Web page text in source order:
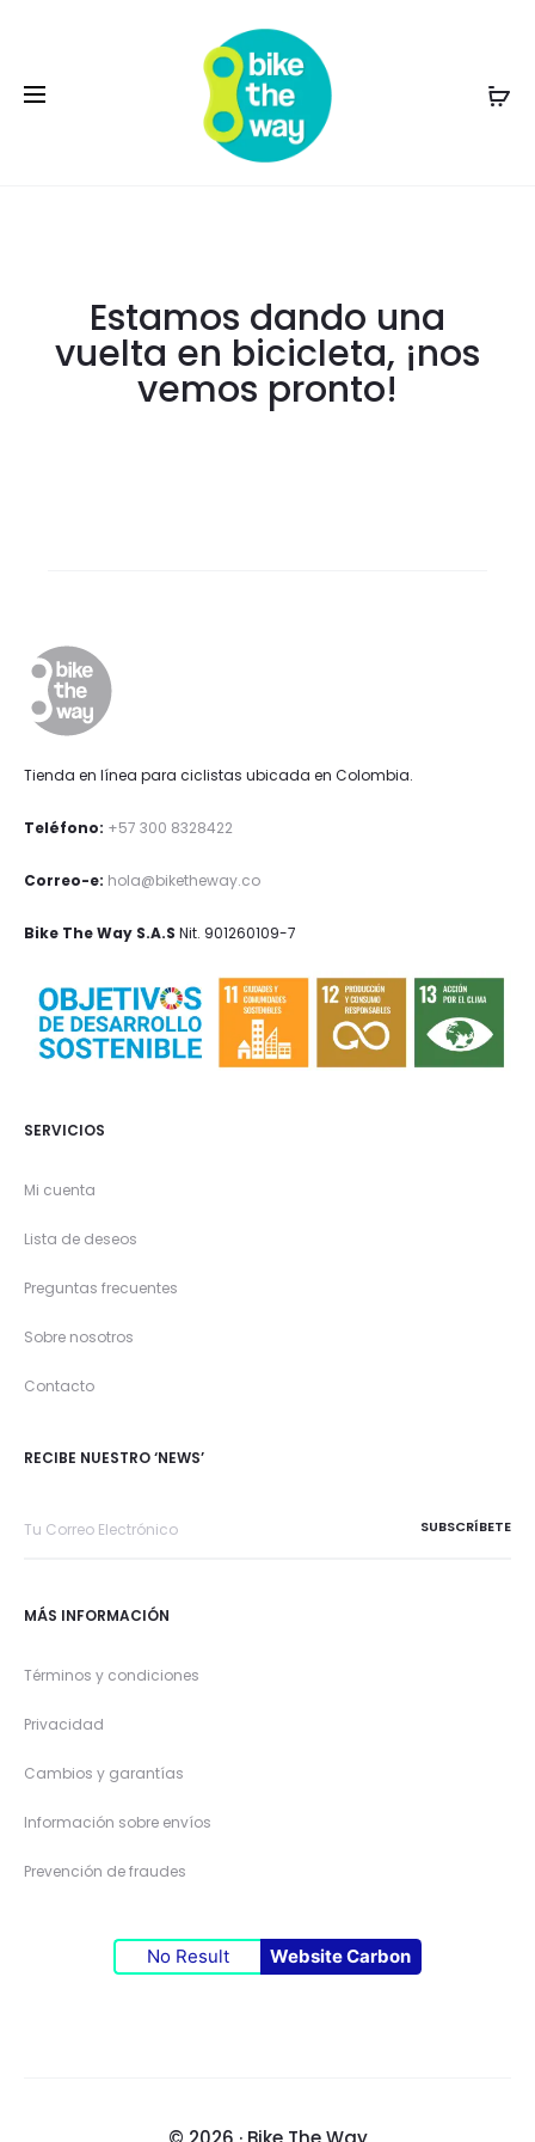
Estamos dando una
vuelta en bicicleta, ¡nos
vemos pronto!
Tienda en línea para ciclistas ubicada en Colombia.
Teléfono: +57 300 8328422
Correo-e: hola@biketheway.co
Bike The Way S.A.S Nit. 901260109-7
SERVICIOS
Mi cuenta
Lista de deseos
Preguntas frecuentes
Sobre nosotros
Contacto
RECIBE NUESTRO ‘NEWS’
MÁS INFORMACIÓN
Términos y condiciones
Privacidad
Cambios y garantías
Información sobre envíos
Prevención de fraudes
No Result Website Carbon